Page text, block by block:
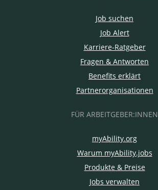
Job suchen
Job Alert
Karriere-Ratgeber
Fragen & Antworten
Benefits erklärt
Partnerorganisationen
FÜR ARBEITGEBER:INNEN
myAbility.org
Warum myAbility.jobs
Produkte & Preise
Jobs verwalten